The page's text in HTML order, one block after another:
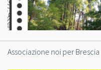
Associazione noi per Brescia